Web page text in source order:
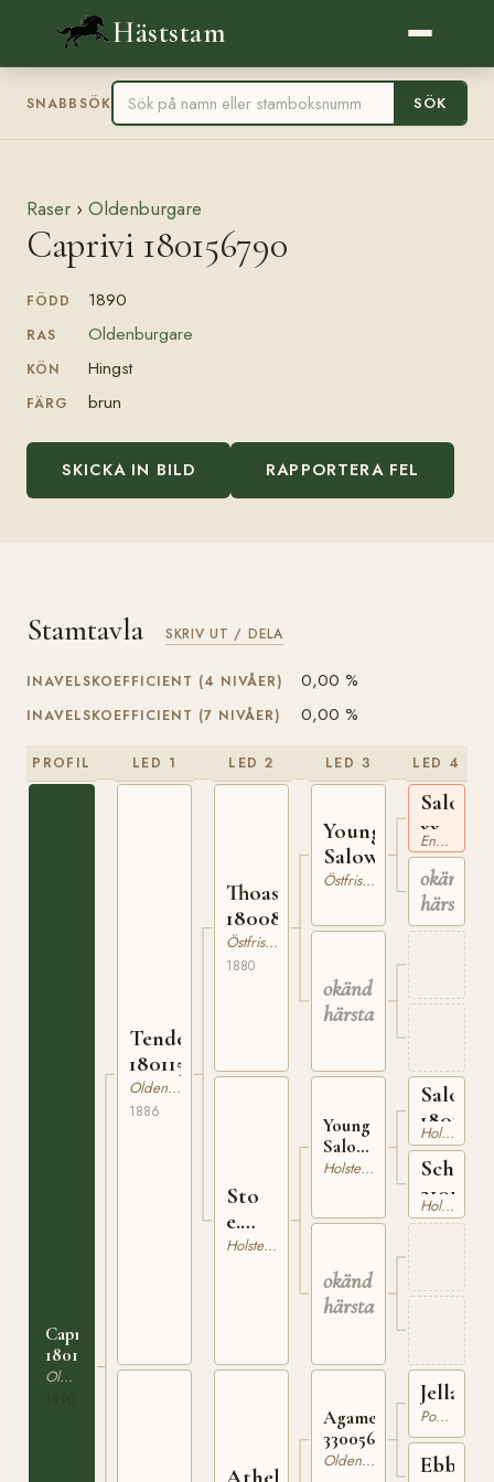
Häststam
SNABBSÖK SÖK
Raser › Oldenburgare
Caprivi 180156790
FÖDD 1890
RAS Oldenburgare
KÖN Hingst
FÄRG brun
SKICKA IN BILD RAPPORTERA FEL
Stamtavla SKRIV UT / DELA
INAVELSKOEFFICIENT (4 NIVÅER) 0,00 %
INAVELSKOEFFICIENT (7 NIVÅER) 0,00 %
PROFIL
Caprivi
180156790
Oldenburgare
LED 1
Tender
180115286
Oldenburgare
1886
LED 2
Thoas
180080200
Östfrisisk Häst
1880
Sto
e.
Young
Holsteiner
LED 3
Young
Salow
Östfrisisk Häst
okänd
härstamning
Young
Salow
210137000
Holsteiner
okänd
härstamning
Agamemnon
330056063
Oldenburgare
LED 4
Salow
xxEngelskt Fullblod
okänd
Salow
Holsteiner
Holsteiner
Pommerskt Varmblod
Ebba